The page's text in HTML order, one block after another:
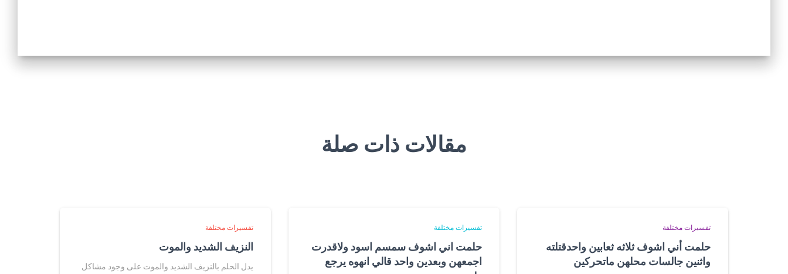
مقالات ذات صلة
تفسيرات مختلفة
حلمت أني اشوف ثلاثه ثعابين واحدقتلته
واثنين جالسات محلهن ماتحركين
تفسيرات مختلفة
حلمت اني اشوف سمسم اسود ولاقدرت
اجمعهن وبعدين واحد قالي انهوه يرجع
تفسيرات مختلفة
النزيف الشديد والموت
يدل الحلم بالنزيف الشديد والموت على وجود مشاكل